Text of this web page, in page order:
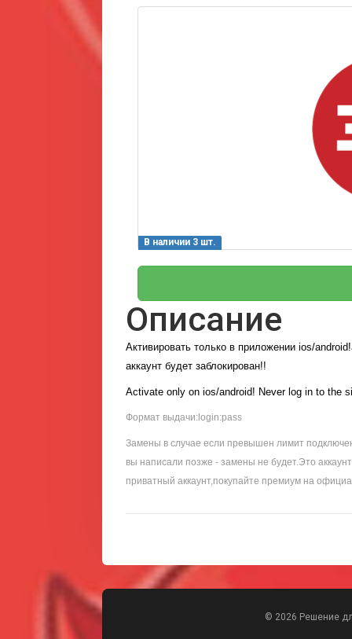
В наличии 3 шт.
Описание
Активировать только в приложении ios/android!
аккаунт будет заблокирован!!
Activate only on ios/android! Never log in to the
Формат выдачи:login:pass
Замены в случае если превышен лимит
вы написали позже - замены не будет.Это
приватный аккаунт,покупайте премиум на
© 2026 Решение